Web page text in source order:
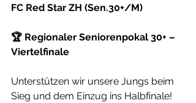
FC Red Star ZH (Sen.30+/M)
🏆 Regionaler Seniorenpokal 30+ –
Viertelfinale
Unterstützen wir unsere Jungs beim
Sieg und dem Einzug ins Halbfinale!